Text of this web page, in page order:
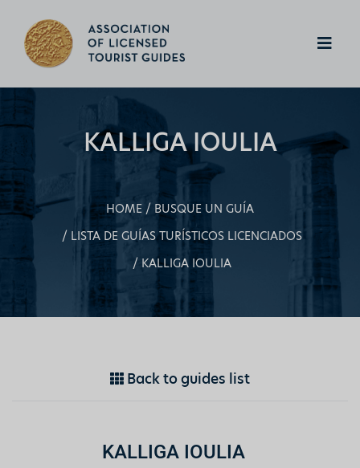
KALLIGA IOULIA
HOME
BUSQUE UN GUÍA
LISTA DE GUÍAS TURÍSTICOS LICENCIADOS
KALLIGA IOULIA
Back to guides list
KALLIGA IOULIA